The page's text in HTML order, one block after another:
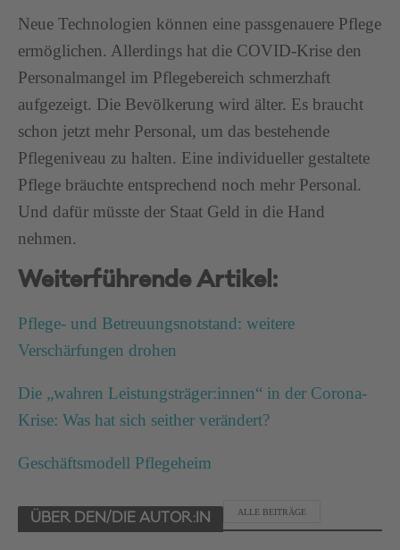
Neue Technologien können eine passgenauere Pflege
ermöglichen. Allerdings hat die COVID-Krise den
Personalmangel im Pflegebereich schmerzhaft
aufgezeigt. Die Bevölkerung wird älter. Es braucht
schon jetzt mehr Personal, um das bestehende
Pflegeniveau zu halten. Eine individueller gestaltete
Pflege bräuchte entsprechend noch mehr Personal.
Und dafür müsste der Staat Geld in die Hand
nehmen.
Weiterführende Artikel:
Pflege- und Betreuungsnotstand: weitere
Verschärfungen drohen
Die „wahren Leistungsträger:innen“ in der Corona-
Krise: Was hat sich seither verändert?
Geschäftsmodell Pflegeheim
ÜBER DEN/DIE AUTOR:IN
ALLE BEITRÄGE